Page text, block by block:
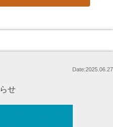
Date:2025.06.27
せ